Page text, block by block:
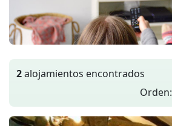
2alojamientos encontrados
Orden: